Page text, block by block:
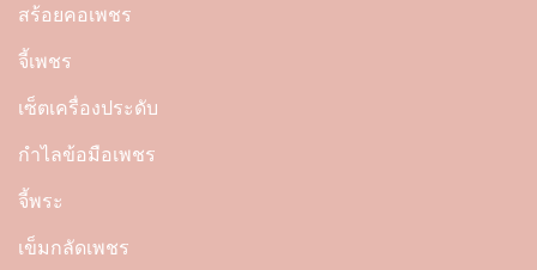
สร้อยคอเพชร
จี้เพชร
เซ็ตเครื่องประดับ
กำไลข้อมือเพชร
จี้พระ
เข็มกลัดเพชร